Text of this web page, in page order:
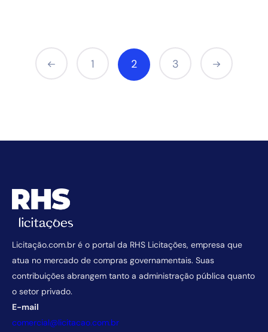
1 2 3
Licitação.com.br é o portal da RHS Licitações, empresa que
atua no mercado de compras governamentais. Suas
contribuições abrangem tanto a administração pública quanto
o setor privado.
E-mail
comercial@licitacao.com.br